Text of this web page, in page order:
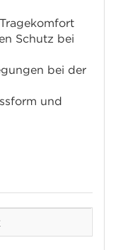
Schutz bei
bei der
und